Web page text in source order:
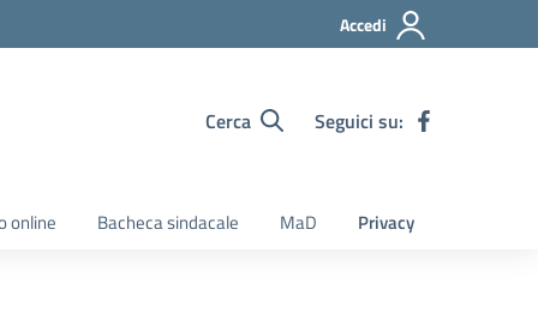
Accedi
Cerca Seguici su:
online Bacheca sindacale MaD Privacy